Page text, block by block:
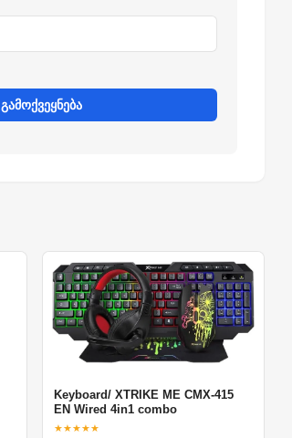
გამოქვეყნება
Keyboard/ XTRIKE ME CMX-415
EN Wired 4in1 combo
★★★★★